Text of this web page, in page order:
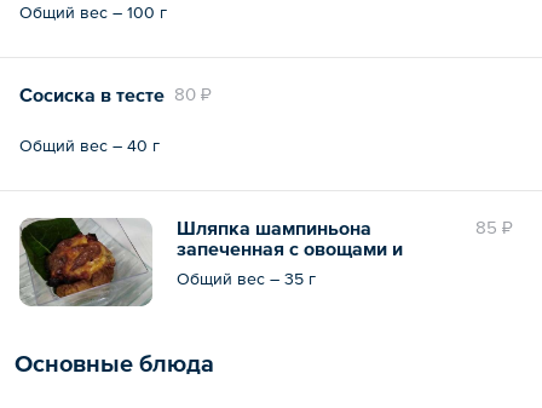
Общий вес – 100 г
80 ₽
Сосиска в тесте
Общий вес – 40 г
85 ₽
Шляпка шампиньона
запеченная с овощами и
сыром
Общий вес – 35 г
Основные блюда